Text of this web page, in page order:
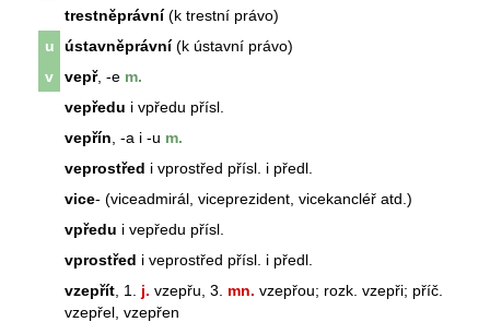
trestněprávní(k trestní právo)
u
ústavněprávní(k ústavní právo)
v
vepř, -e m.
vepředu i vpředu přísl.
vepřín , -a i -u m.
veprostřed i vprostřed přísl. i předl.
vice- (viceadmirál, viceprezident, vicekancléř atd.)
vpředu i vepředu přísl.
vprostřed i veprostřed přísl. i předl.
vzepřít , 1. j. vzepřu, 3. mn. vzepřou; rozk. vzepři; příč.
vzepřel, vzepřen